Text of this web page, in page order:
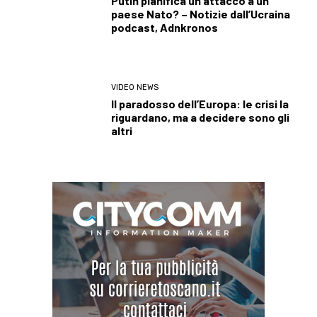
paese Nato? – Notizie dall’Ucraina
podcast, Adnkronos
VIDEO NEWS
Il paradosso dell’Europa: le crisi la
riguardano, ma a decidere sono gli
altri